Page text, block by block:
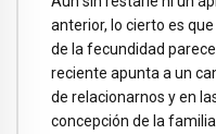
anterior, lo cierto es
de la fecundidad
reciente apunta a un
de relacionarnos y en
concepción de la